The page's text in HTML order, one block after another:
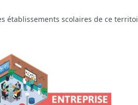
établissements scolaires de ce